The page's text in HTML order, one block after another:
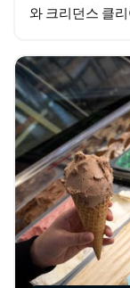
와 크리던스 클